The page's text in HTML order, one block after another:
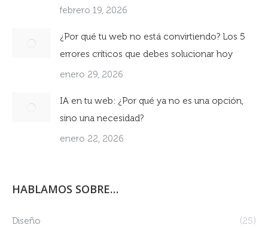
febrero 19, 2026
¿Por qué tu web no está convirtiendo? Los 5
errores críticos que debes solucionar hoy
enero 29, 2026
IA en tu web: ¿Por qué ya no es una opción,
sino una necesidad?
enero 22, 2026
HABLAMOS SOBRE…
Diseño
(25)